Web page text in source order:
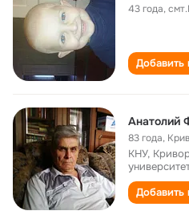
43 года,
Добавить
Анатолий
83 года,
КНУ,
Добавить